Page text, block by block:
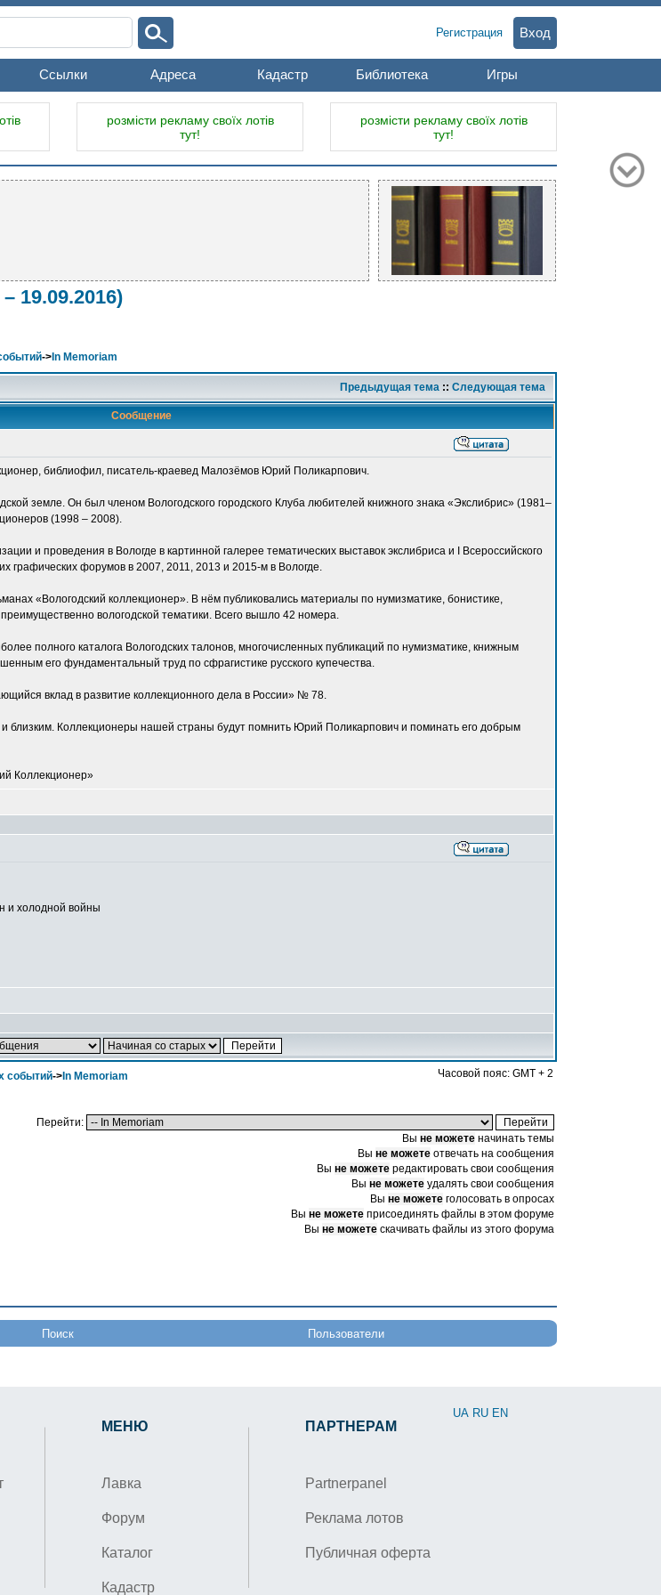
Регистрация Вход
Ссылки Адреса Кадастр Библиотека Игры
розмісти рекламу своїх лотів
тут!
розмісти рекламу своїх лотів
тут!
19.09.2016)
-> In Memoriam
Предыдущая тема :: Следующая тема
Сообщение
библиофил, писатель-краевед Малозёмов Юрий Поликарпович.
земле. Он был членом Вологодского городского Клуба любителей книжного знака «Экслибрис» (1981–
(1998 – 2008).
и проведения в Вологде в картинной галерее тематических выставок экслибриса и I Всероссийского
графических форумов в 2007, 2011, 2013 и 2015-м в Вологде.
«Вологодский коллекционер». В нём публиковались материалы по нумизматике, бонистике,
вологодской тематики. Всего вышло 42 номера.
полного каталога Вологодских талонов, многочисленных публикаций по нумизматике, книжным
его фундаментальный труд по сфрагистике русского купечества.
вклад в развитие коллекционного дела в России» № 78.
близким. Коллекционеры нашей страны будут помнить Юрий Поликарпович и поминать его добрым
Коллекционер»
и холодной войны
событий-> In Memoriam Часовой пояс: GMT + 2
Перейти:
Вы не можете начинать темы
Вы не можете отвечать на сообщения
Вы не можете редактировать свои сообщения
Вы не можете удалять свои сообщения
Вы не можете голосовать в опросах
Вы не можете присоединять файлы в этом форуме
Вы не можете скачивать файлы из этого форума
Поиск Пользователи
МЕНЮ
Лавка
Форум
Каталог
Кадастр
ПАРТНЕРАМ
Partnerpanel
Реклама лотов
Публичная оферта
UA RU EN